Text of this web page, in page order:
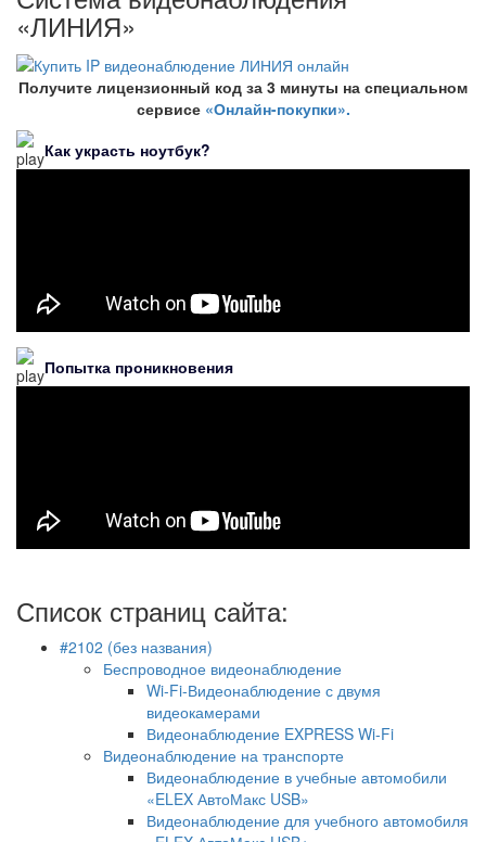
«ЛИНИЯ»
Получите лицензионный код за 3 минуты на специальном
сервисе «Онлайн-покупки».
Как украсть ноутбук?
Попытка проникновения
Список страниц сайта:
#2102 (без названия)
Беспроводное видеонаблюдение
Wi-Fi-Видеонаблюдение с двумя
видеокамерами
Видеонаблюдение EXPRESS Wi-Fi
Видеонаблюдение на транспорте
Видеонаблюдение в учебные автомобили
«ELEX АвтоМакс USB»
Видеонаблюдение для учебного автомобиля